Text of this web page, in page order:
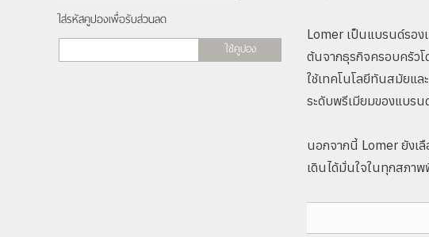
ใส่รหัสคูปองเพื่อรับส่วนลด
ใช้คูปอง
Lomer เป็นแบรนด์รอง
ต้นจากธุรกิจครอบครัวโ
ใช้เทคโนโลยีทันสมัยแ
ระดับพรีเมียมของแบรน
นอกจากนี้ Lomer ยังเลื
เดินได้มั่นใจในทุกสภา